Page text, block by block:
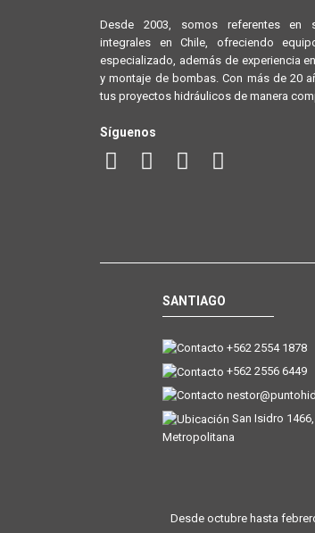
Desde 2003, somos referentes en
integrales en Chile, ofreciendo
especializado, además de experiencia
y montaje de bombas. Con más de 20
tus proyectos hidráulicos de manera
Síguenos
SANTIAGO
+562 2554 1878
+562 2556 6449
San Isidro
Metropolitana
Desde octubre hasta